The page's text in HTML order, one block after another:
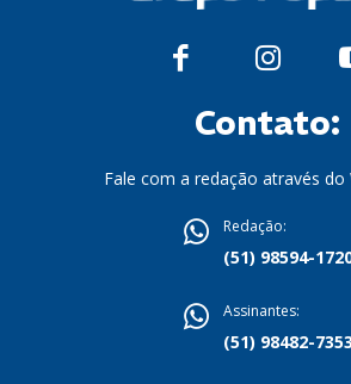
Contato:
Fale com a redação através do
Redação:
(51) 98594-
Assinantes:
(51) 98482-7353